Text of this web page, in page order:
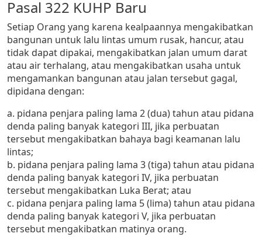
Pasal 322 KUHP Baru
Setiap Orang yang karena kealpaannya mengakibatkan
bangunan untuk lalu lintas umum rusak, hancur, atau
tidak dapat dipakai, mengakibatkan jalan umum darat
atau air terhalang, atau mengakibatkan usaha untuk
mengamankan bangunan atau jalan tersebut gagal,
dipidana dengan:
a. pidana penjara paling lama 2 (dua) tahun atau pidana
denda paling banyak kategori III, jika perbuatan
tersebut mengakibatkan bahaya bagi keamanan lalu
lintas;
b. pidana penjara paling lama 3 (tiga) tahun atau pidana
denda paling banyak kategori IV, jika perbuatan
tersebut mengakibatkan Luka Berat; atau
c. pidana penjara paling lama 5 (lima) tahun atau pidana
denda paling banyak kategori V, jika perbuatan
tersebut mengakibatkan matinya orang.